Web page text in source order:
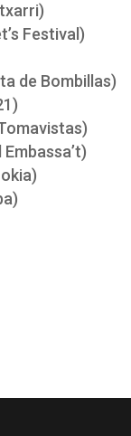
Festival)
de Bombillas)